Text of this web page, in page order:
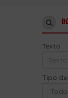
Texto
Tipo